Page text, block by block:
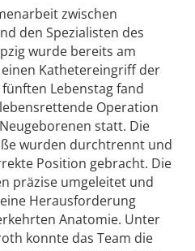
zwischen
den Spezialisten des
wurde bereits am
Kathetereingriff der
Lebenstag fand
Operation
statt. Die
wurden durchtrennt und
Position gebracht. Die
präzise umgeleitet und
Herausforderung
Anatomie. Unter
konnte das Team die